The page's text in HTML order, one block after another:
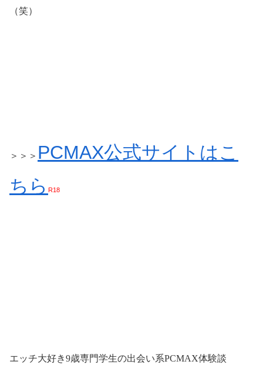
（笑）
＞＞＞ PCMAX公式サイトはこ
ちら R18
エッチ大好き19歳専門学生の出会い系PCMAX体験談